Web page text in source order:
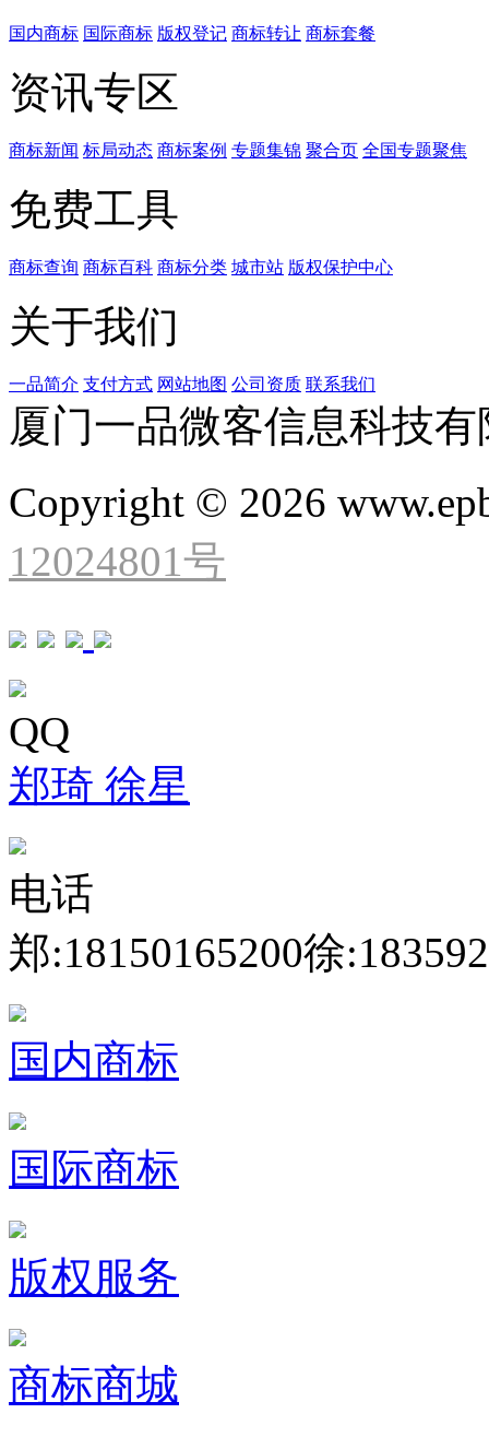
国内商标 国际商标 版权登记 商标转让 商标套餐
资讯专区
商标新闻 标局动态 商标案例 专题集锦 聚合页 全国专题聚焦
免费工具
商标查询 商标百科 商标分类 城市站 版权保护中心
关于我们
一品简介 支付方式 网站地图 公司资质 联系我们
厦门一品微客信息科技
Copyright © 2026
12024801号
QQ
郑琦 徐星
电话
郑:18150165200徐
国内商标
国际商标
版权服务
商标商城